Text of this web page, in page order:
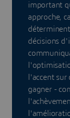
important
approche,
décisions
l'accent
gagner -